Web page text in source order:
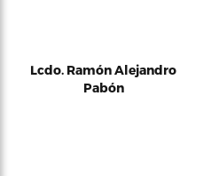
Lcdo. Ramón Alejandro
Pabón